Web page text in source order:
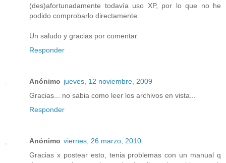
(des)afortunadamente todavía uso XP, por lo que no he
podido comprobarlo directamente.
Un saludo y gracias por comentar.
Responder
Anónimo jueves, 12 noviembre, 2009
Gracias... no sabia como leer los archivos en vista...
Responder
Anónimo viernes, 26 marzo, 2010
Gracias x postear esto, tenia problemas con un manual q